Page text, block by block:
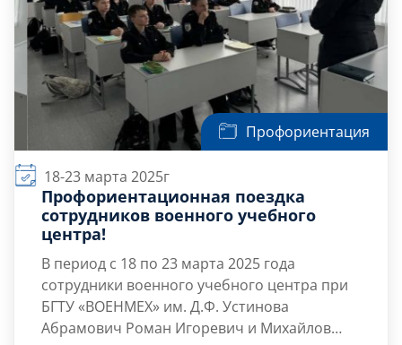
Профориентация
18-23 марта 2025г
Профориентационная поездка
сотрудников военного учебного
центра!
В период с 18 по 23 марта 2025 года
сотрудники военного учебного центра при
БГТУ «ВОЕНМЕХ» им. Д.Ф. Устинова
Абрамович Роман Игоревич и Михайлов